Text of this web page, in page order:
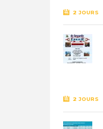
2 JOURS
2 JOURS